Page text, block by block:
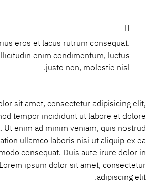
eros et lacus rutrum consequat.
enim condimentum, luctus
justo non, molestie nisl.
sit amet, consectetur adipisicing elit,
tempor incididunt ut labore et dolore
Ut enim ad minim veniam, quis nostrud
ullamco laboris nisi ut aliquip ex ea
consequat. Duis aute irure dolor in
ipsum dolor sit amet, consectetur
adipiscing elit.